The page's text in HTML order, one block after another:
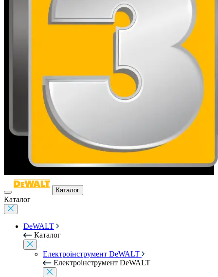
Каталог
Каталог
DeWALT
Каталог
Електроінструмент DeWALT
Електроінструмент DeWALT